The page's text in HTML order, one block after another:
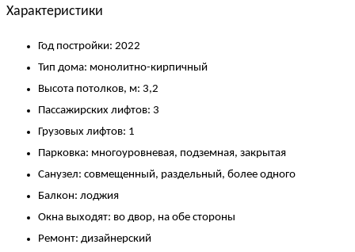
Характеристики
Год постройки: 2022
Тип дома: монолитно-кирпичный
Высота потолков, м: 3,2
Пассажирских лифтов: 3
Грузовых лифтов: 1
Парковка: многоуровневая, подземная, закрытая
Санузел: совмещенный, раздельный, более одного
Балкон: лоджия
Окна выходят: во двор, на обе стороны
Ремонт: дизайнерский